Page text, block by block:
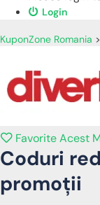
Login
KuponZone Romania >
Favorite Acest
Coduri
promoții